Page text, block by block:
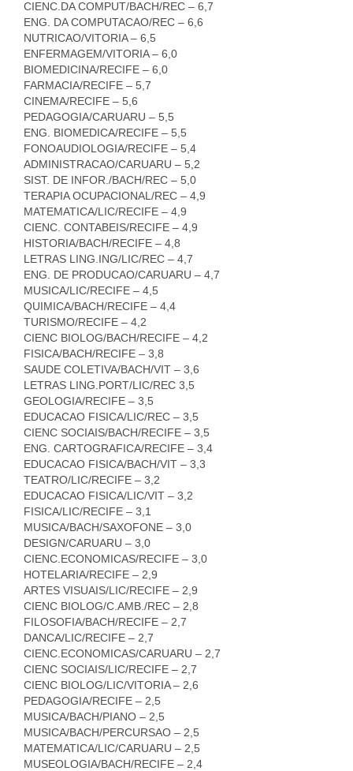
CIENC.DA COMPUT/BACH/REC – 6,7
ENG. DA COMPUTACAO/REC – 6,6
NUTRICAO/VITORIA – 6,5
ENFERMAGEM/VITORIA – 6,0
BIOMEDICINA/RECIFE – 6,0
FARMACIA/RECIFE – 5,7
CINEMA/RECIFE – 5,6
PEDAGOGIA/CARUARU – 5,5
ENG. BIOMEDICA/RECIFE – 5,5
FONOAUDIOLOGIA/RECIFE – 5,4
ADMINISTRACAO/CARUARU – 5,2
SIST. DE INFOR./BACH/REC – 5,0
TERAPIA OCUPACIONAL/REC – 4,9
MATEMATICA/LIC/RECIFE – 4,9
CIENC. CONTABEIS/RECIFE – 4,9
HISTORIA/BACH/RECIFE – 4,8
LETRAS LING.ING/LIC/REC – 4,7
ENG. DE PRODUCAO/CARUARU – 4,7
MUSICA/LIC/RECIFE – 4,5
QUIMICA/BACH/RECIFE – 4,4
TURISMO/RECIFE – 4,2
CIENC BIOLOG/BACH/RECIFE – 4,2
FISICA/BACH/RECIFE – 3,8
SAUDE COLETIVA/BACH/VIT – 3,6
LETRAS LING.PORT/LIC/REC 3,5
GEOLOGIA/RECIFE – 3,5
EDUCACAO FISICA/LIC/REC – 3,5
CIENC SOCIAIS/BACH/RECIFE – 3,5
ENG. CARTOGRAFICA/RECIFE – 3,4
EDUCACAO FISICA/BACH/VIT – 3,3
TEATRO/LIC/RECIFE – 3,2
EDUCACAO FISICA/LIC/VIT – 3,2
FISICA/LIC/RECIFE – 3,1
MUSICA/BACH/SAXOFONE – 3,0
DESIGN/CARUARU – 3,0
CIENC.ECONOMICAS/RECIFE – 3,0
HOTELARIA/RECIFE – 2,9
ARTES VISUAIS/LIC/RECIFE – 2,9
CIENC BIOLOG/C.AMB./REC – 2,8
FILOSOFIA/BACH/RECIFE – 2,7
DANCA/LIC/RECIFE – 2,7
CIENC.ECONOMICAS/CARUARU – 2,7
CIENC SOCIAIS/LIC/RECIFE – 2,7
CIENC BIOLOG/LIC/VITORIA – 2,6
PEDAGOGIA/RECIFE – 2,5
MUSICA/BACH/PIANO – 2,5
MUSICA/BACH/PERCURSAO – 2,5
MATEMATICA/LIC/CARUARU – 2,5
MUSEOLOGIA/BACH/RECIFE – 2,4